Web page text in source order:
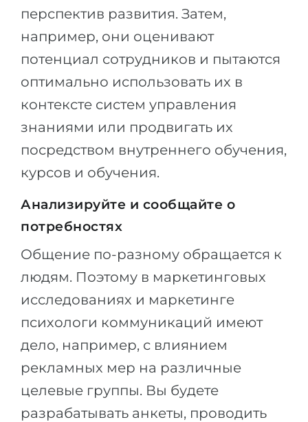
перспектив развития. Затем,
например, они оценивают
потенциал сотрудников и пытаются
оптимально использовать их в
контексте систем управления
знаниями или продвигать их
посредством внутреннего обучения,
курсов и обучения.
Анализируйте и сообщайте о
потребностях
Общение по-разному обращается к
людям. Поэтому в маркетинговых
исследованиях и маркетинге
психологи коммуникаций имеют
дело, например, с влиянием
рекламных мер на различные
целевые группы. Вы будете
разрабатывать анкеты, проводить